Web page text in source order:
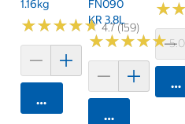
1.16kg
★★★★★
★★★★★4.7 (159)
카트에 담기
FN090
KR 3.8L
★★★★★
★★★★★
카트에 담기
★★
★★